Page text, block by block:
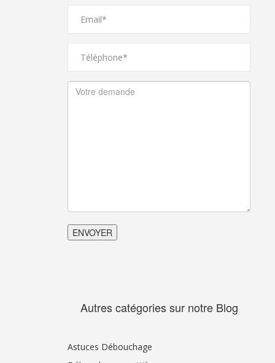
Autres catégories sur notre Blog
Astuces Débouchage